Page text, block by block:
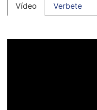
Vídeo Verbete